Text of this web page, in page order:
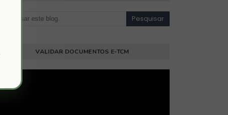
VALIDAR DOCUMENTOS E-TCM